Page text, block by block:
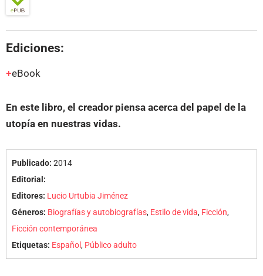
Ediciones:
eBook
En este libro, el creador piensa acerca del papel de la
utopía en nuestras vidas.
Publicado: 2014
Editorial:
Editores: Lucio Urtubia Jiménez
Géneros: Biografías y autobiografías, Estilo de vida, Ficción,
Ficción contemporánea
Etiquetas: Español, Público adulto